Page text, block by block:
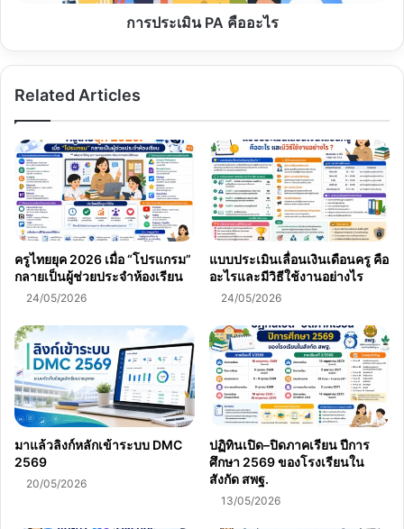
การประเมิน PA คืออะไร
Related Articles
ครูไทยยุค 2026 เมื่อ “โปรแกรม”
กลายเป็นผู้ช่วยประจำห้องเรียน
24/05/2026
แบบประเมินเลื่อนเงินเดือนครู คือ
อะไรและมีวิธีใช้งานอย่างไร
24/05/2026
มาแล้วลิงก์หลักเข้าระบบ DMC
2569
20/05/2026
ปฏิทินเปิด–ปิดภาคเรียน ปีการ
ศึกษา 2569 ของโรงเรียนใน
สังกัด สพฐ.
13/05/2026